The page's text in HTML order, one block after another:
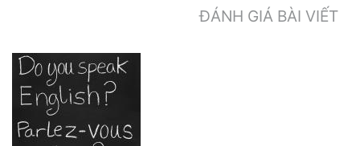
ĐÁNH GIÁ BÀI VIẾT